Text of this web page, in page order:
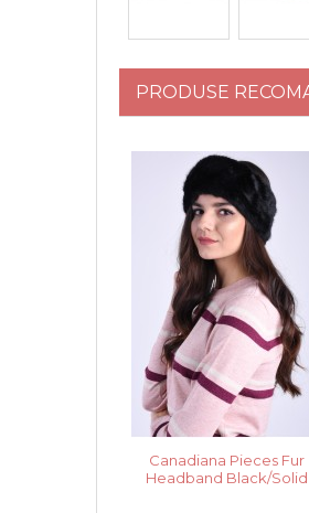
PRODUSE
Canadiana Pieces Fur
Headband Black/Solid